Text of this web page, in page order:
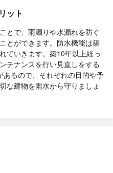
ット
とで、雨漏りや水漏れを防ぐ
とができます。防水機能は築
ていきます。築10年以上経っ
テナンスを行い見直しをする
るので、それぞれの目的や予
な建物を雨水から守りましょ